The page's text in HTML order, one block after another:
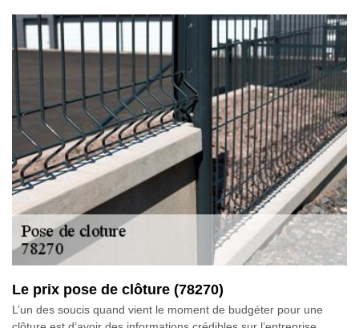
Le prix pose de clôture (78270)
L’un des soucis quand vient le moment de budgéter pour une